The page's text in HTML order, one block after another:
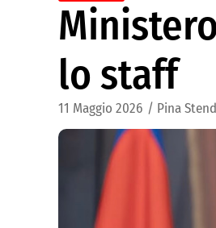
lo staff
11 Maggio 2026 / Pina